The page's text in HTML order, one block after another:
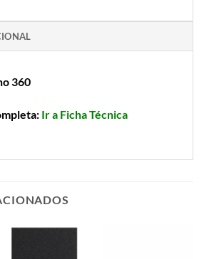
360
Ir a Ficha Técnica